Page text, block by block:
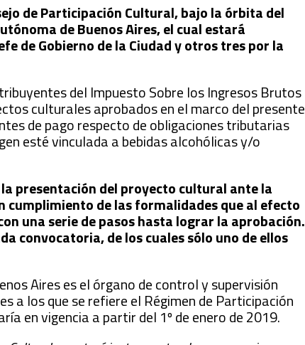
de Participación Cultural, bajo la órbita del
de Buenos Aires, el cual estará
de Gobierno de la Ciudad y otros tres por la
del Impuesto Sobre los Ingresos Brutos
culturales aprobados en el marco del presente
de pago respecto de obligaciones tributarias
esté vinculada a bebidas alcohólicas y/o
presentación del proyecto cultural ante la
de las formalidades que al efecto
una serie de pasos hasta lograr la aprobación.
convocatoria, de los cuales sólo uno de ellos
Aires es el órgano de control y supervisión
a los que se refiere el Régimen de Participación
en vigencia a partir del 1º de enero de 2019.